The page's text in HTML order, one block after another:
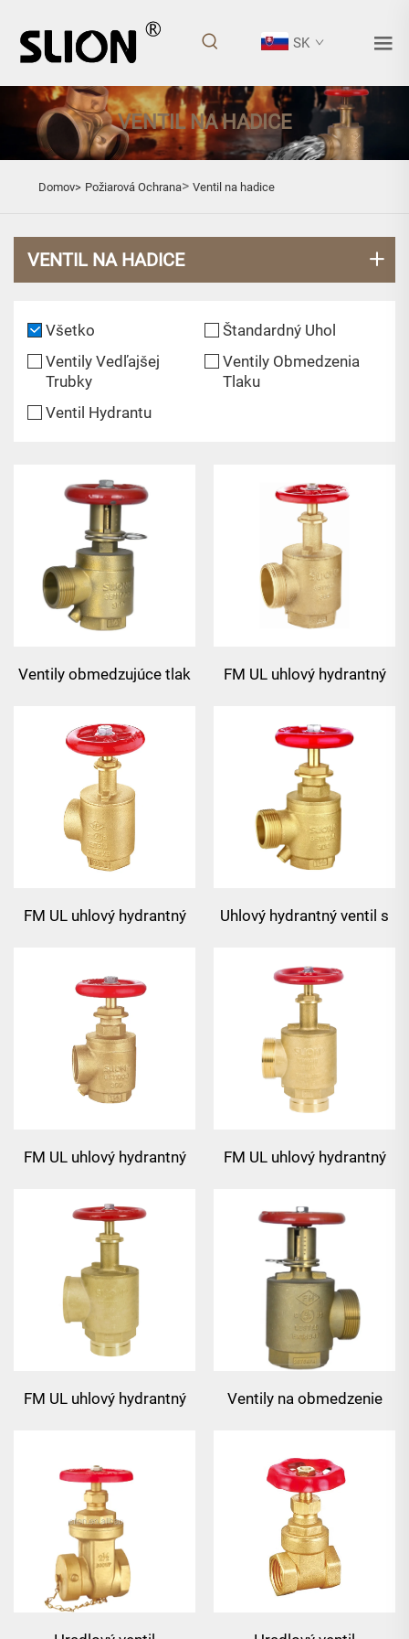
SK
VENTIL NA HADICE
Domov> Požiarová Ochrana> Ventil na hadice
VENTIL NA HADICE
Všetko
Štandardný Uhol
Ventily Vedľajšej
Trubky
Ventily Obmedzenia
Tlaku
Ventil Hydrantu
Ventily obmedzujúce tlak
FM UL uhlový hydrantný
FM UL uhlový hydrantný
Uhlový hydrantný ventil s
FM UL uhlový hydrantný
FM UL uhlový hydrantný
FM UL uhlový hydrantný
Ventily na obmedzenie